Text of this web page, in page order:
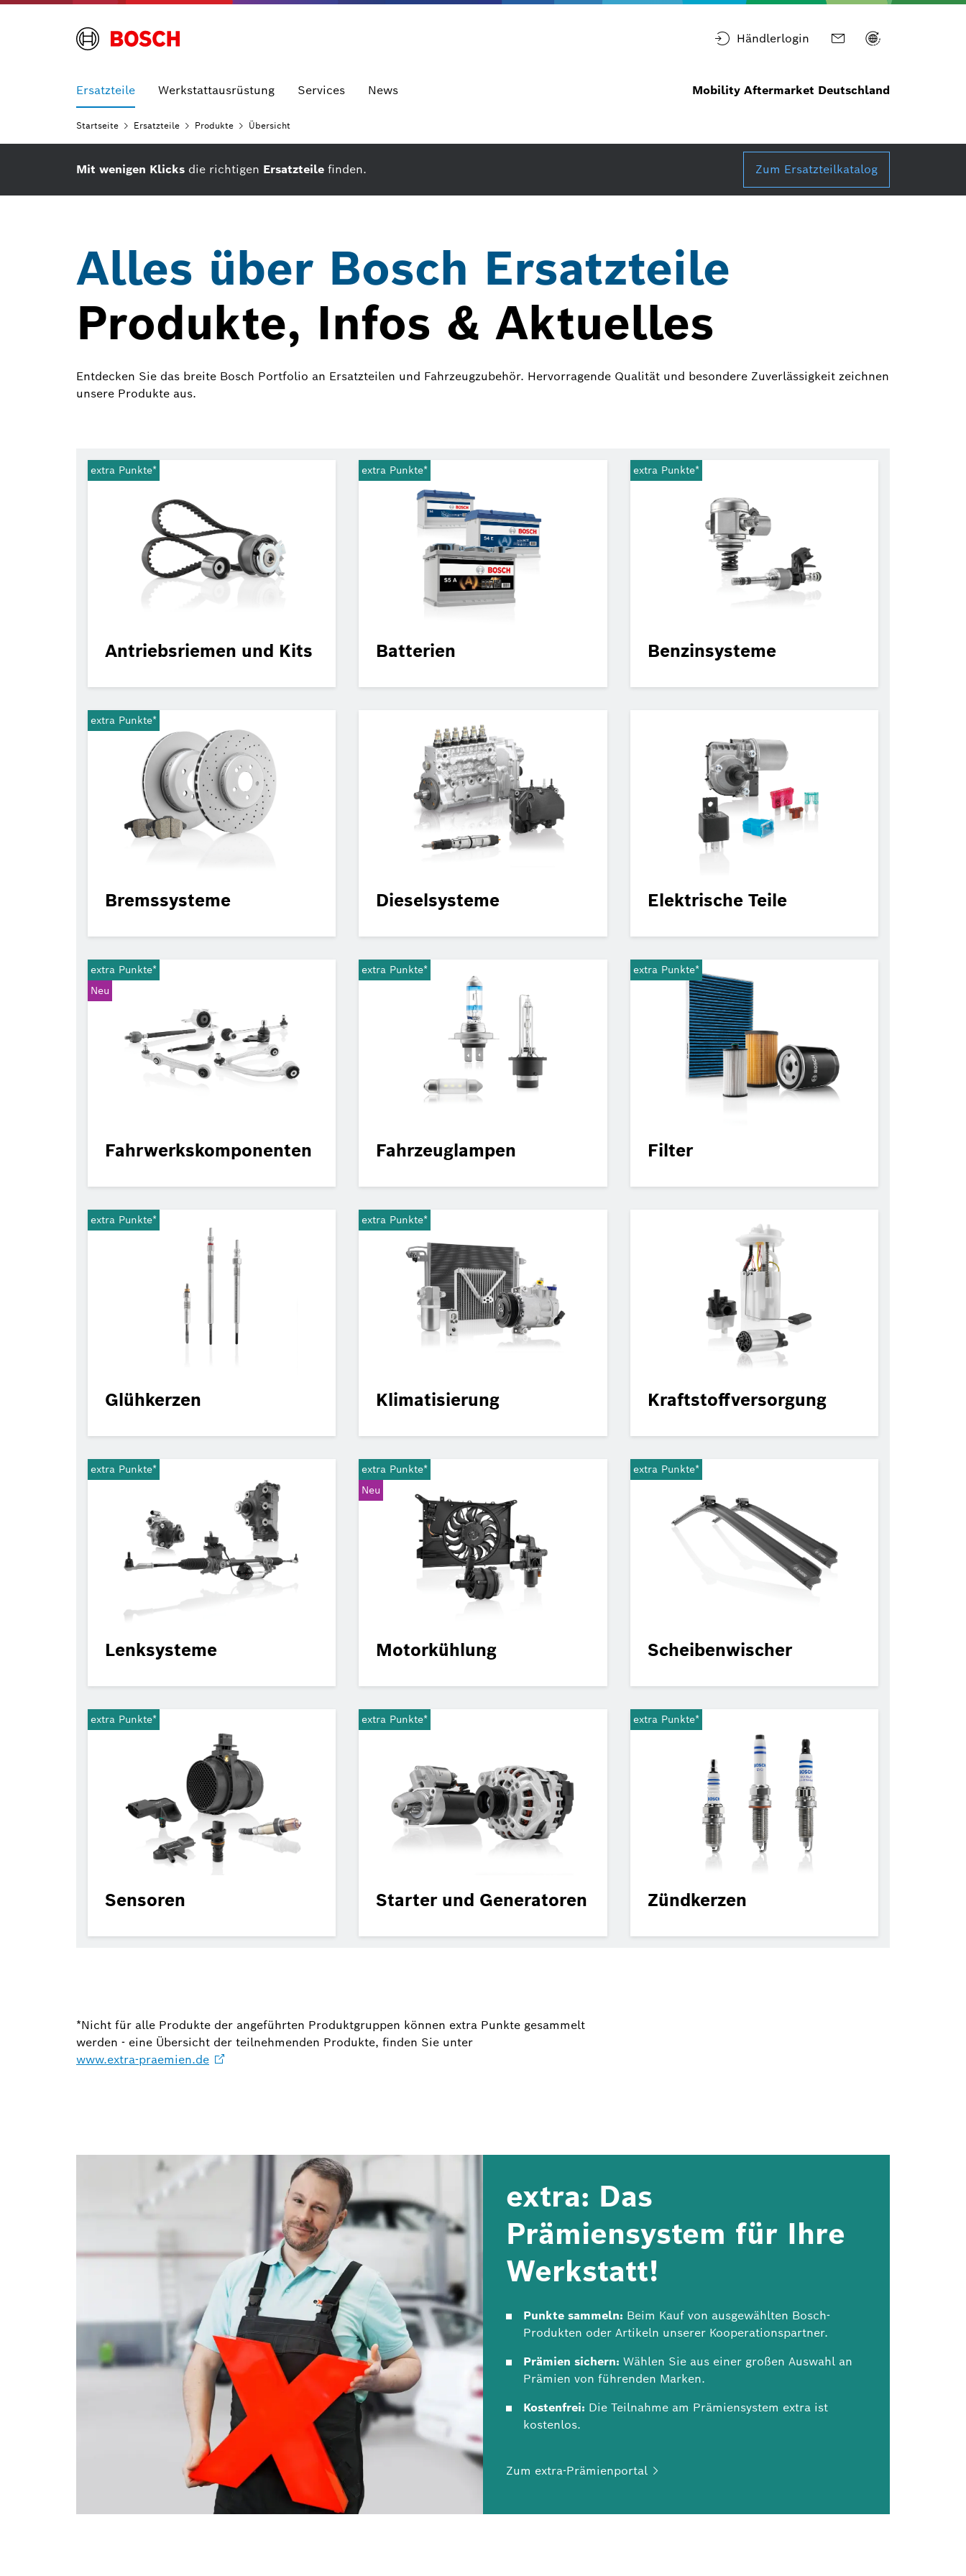
Händlerlogin
Ersatzteile Werkstattausrüstung Services News Mobility Aftermarket Deutschland
Startseite Ersatzteile Produkte Übersicht
Mit wenigen Klicks die richtigen Ersatzteile finden. Zum Ersatzteilkatalog
Alles über Bosch Ersatzteile
Produkte, Infos & Aktuelles
Entdecken Sie das breite Bosch Portfolio an Ersatzteilen und Fahrzeugzubehör. Hervorragende Qualität und besondere Zuverlässigkeit zeichnen
unsere Produkte aus.
*Nicht für alle Produkte der angeführten Produktgruppen können extra Punkte gesammelt
werden - eine Übersicht der teilnehmenden Produkte, finden Sie unter
www.extra-praemien.de
extra: Das
Prämiensystem für Ihre
Werkstatt!
Punkte sammeln: Beim Kauf von ausgewählten Bosch-
Produkten oder Artikeln unserer Kooperationspartner.
Prämien sichern: Wählen Sie aus einer großen Auswahl an
Prämien von führenden Marken.
Kostenfrei: Die Teilnahme am Prämiensystem extra ist
kostenlos.
Zum extra-Prämienportal